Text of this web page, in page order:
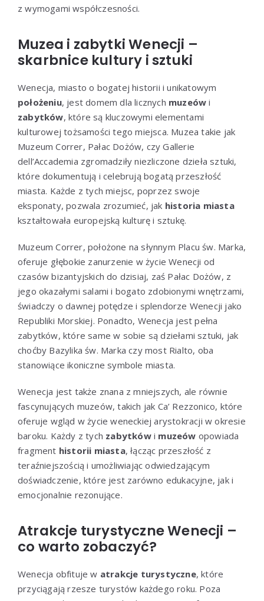
z wymogami współczesności.
Muzea i zabytki Wenecji –
skarbnice kultury i sztuki
Wenecja, miasto o bogatej historii i unikatowym
położeniu, jest domem dla licznych muzeów i
zabytków, które są kluczowymi elementami
kulturowej tożsamości tego miejsca. Muzea takie jak
Muzeum Correr, Pałac Dożów, czy Gallerie
dell’Accademia zgromadziły niezliczone dzieła sztuki,
które dokumentują i celebrują bogatą przeszłość
miasta. Każde z tych miejsc, poprzez swoje
eksponaty, pozwala zrozumieć, jak historia miasta
kształtowała europejską kulturę i sztukę.
Muzeum Correr, położone na słynnym Placu św. Marka,
oferuje głębokie zanurzenie w życie Wenecji od
czasów bizantyjskich do dzisiaj, zaś Pałac Dożów, z
jego okazałymi salami i bogato zdobionymi wnętrzami,
świadczy o dawnej potędze i splendorze Wenecji jako
Republiki Morskiej. Ponadto, Wenecja jest pełna
zabytków, które same w sobie są dziełami sztuki, jak
choćby Bazylika św. Marka czy most Rialto, oba
stanowiące ikoniczne symbole miasta.
Wenecja jest także znana z mniejszych, ale równie
fascynujących muzeów, takich jak Ca’ Rezzonico, które
oferuje wgląd w życie weneckiej arystokracji w okresie
baroku. Każdy z tych zabytkówi muzeów opowiada
fragment historii miasta, łącząc przeszłość z
teraźniejszością i umożliwiając odwiedzającym
doświadczenie, które jest zarówno edukacyjne, jak i
emocjonalnie rezonujące.
Atrakcje turystyczne Wenecji –
co warto zobaczyć?
Wenecja obfituje w atrakcje turystyczne, które
przyciągają rzesze turystów każdego roku. Poza